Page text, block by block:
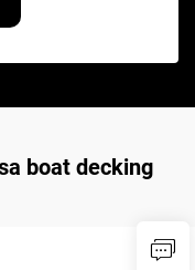
boat decking